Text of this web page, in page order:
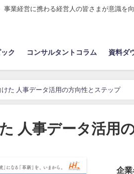
業経営に携わる経営人の皆さまが意識を
ク コンサルタントコラム 資料ダ
た 人事データ活用の方向性とステップ
人事データ活用